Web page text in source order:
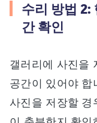
수리 방법 2:
간 확인
갤러리에 사진을
공간이 있어야 합
사진을 저장할